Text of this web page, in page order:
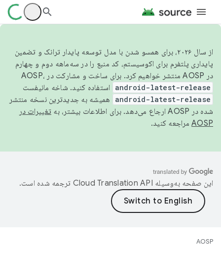
از سال ۲۰۲۶، برای همسو شدن با مدل توسعه پایدار ترانک و تضمین
پایداری پلتفرم برای اکوسیستم، کد منبع را در سه‌ماهه دوم و چهارم
در AOSP منتشر خواهیم کرد. برای ساخت و مشارکت در AOSP،
android-latest-release استفاده کنید. شاخه مانیفست
android-latest-release
همیشه به جدیدترین نسخه منتشر
شده در AOSP ارجاع می‌دهد. برای اطلاعات بیشتر، به
تغییرات در
AOSP مراجعه کنید.
این صفحه به‌وسیله ترجمه شده است.
AOSP